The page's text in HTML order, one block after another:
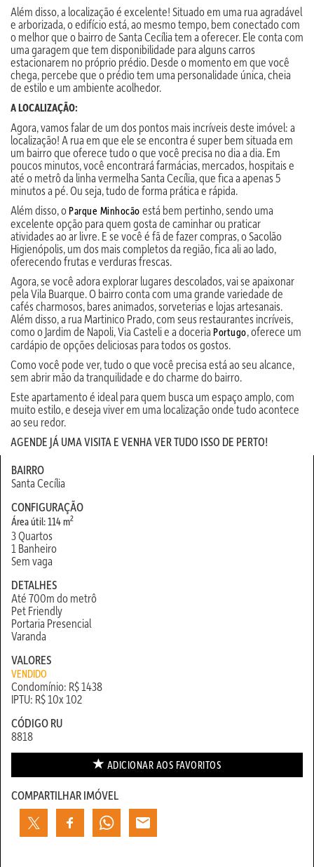
Além disso, a localização é excelente! Situado em uma rua agradável
e arborizada, o edifício está, ao mesmo tempo, bem conectado com
o melhor que o bairro de Santa Cecília tem a oferecer. Ele conta com
uma garagem que tem disponibilidade para alguns carros
estacionarem no próprio prédio. Desde o momento em que você
chega, percebe que o prédio tem uma personalidade única, cheia
de estilo e um ambiente acolhedor.
A LOCALIZAÇÃO:
Agora, vamos falar de um dos pontos mais incríveis deste imóvel: a
localização! A rua em que ele se encontra é super bem situada em
um bairro que oferece tudo o que você precisa no dia a dia. Em
poucos minutos, você encontrará farmácias, mercados, hospitais e
até o metrô da linha vermelha Santa Cecília, que fica a apenas 5
minutos a pé. Ou seja, tudo de forma prática e rápida.
Além disso, o Parque Minhocão está bem pertinho, sendo uma
excelente opção para quem gosta de caminhar ou praticar
atividades ao ar livre. E se você é fã de fazer compras, o Sacolão
Higienópolis, um dos mais completos da região, fica ali ao lado,
oferecendo frutas e verduras frescas.
Agora, se você adora explorar lugares descolados, vai se apaixonar
pela Vila Buarque. O bairro conta com uma grande variedade de
cafés charmosos, bares animados, sorveterias e lojas artesanais.
Além disso, a rua Martinico Prado, com seus restaurantes incríveis,
como o Jardim de Napoli, Via Casteli e a doceria Portugo, oferece um
cardápio de opções deliciosas para todos os gostos.
Como você pode ver, tudo o que você precisa está ao seu alcance,
sem abrir mão da tranquilidade e do charme do bairro.
Este apartamento é ideal para quem busca um espaço amplo, com
muito estilo, e deseja viver em uma localização onde tudo acontece
ao seu redor.
AGENDE JÁ UMA VISITA E VENHA VER TUDO ISSO DE PERTO!
BAIRRO
Santa Cecília
CONFIGURAÇÃO
Área útil: 114 m2
3 Quartos
1 Banheiro
Sem vaga
DETALHES
Até 700m do metrô
Pet Friendly
Portaria Presencial
Varanda
VALORES
VENDIDO
Condomínio: R$ 1438
IPTU: R$ 10x 102
CÓDIGO RU
8818
ADICIONAR AOS FAVORITOS
COMPARTILHAR IMÓVEL